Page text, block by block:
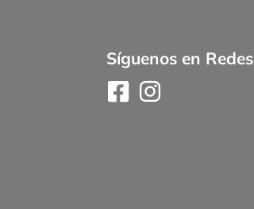
Síguenos en Redes